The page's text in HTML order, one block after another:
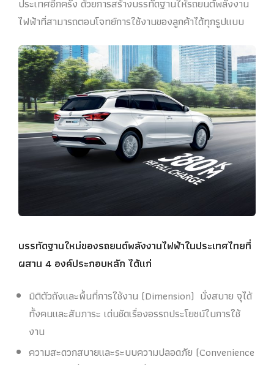
ประเทศอีกครั้ง ด้วยการสร้างบรรทัดฐานให้รถยนต์พลังงาน
ไฟฟ้าที่สามารถตอบโจทย์การใช้งานของลูกค้าได้ทุกรูปแบบ
บรรทัดฐานใหม่ของรถยนต์พลังงานไฟฟ้าในประเทศไทยที่
ผสาน 4 องค์ประกอบหลัก ได้แก่
มิติตัวถังและพื้นที่การใช้งาน (Dimension) นั่งสบาย จุได้
ทั้งคนและสัมภาระ เด่นชัดเรื่องอรรถประโยชน์ในการใช้
งาน
ความสะดวกสบายและระบบความปลอดภัย (Convenience